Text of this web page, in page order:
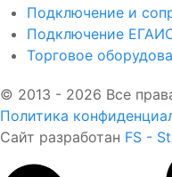
Подключение и
Подключение
Торговое
© 2013 - 2026 Все
Политика
Сайт разработан FS -